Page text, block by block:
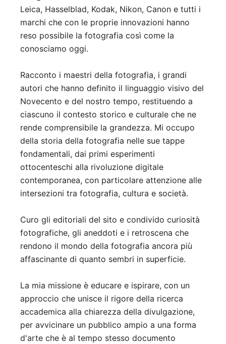
Leica, Hasselblad, Kodak, Nikon, Canon e tutti i
marchi che con le proprie innovazioni hanno
reso possibile la fotografia così come la
conosciamo oggi.
Racconto i maestri della fotografia, i grandi
autori che hanno definito il linguaggio visivo del
Novecento e del nostro tempo, restituendo a
ciascuno il contesto storico e culturale che ne
rende comprensibile la grandezza. Mi occupo
della storia della fotografia nelle sue tappe
fondamentali, dai primi esperimenti
ottocenteschi alla rivoluzione digitale
contemporanea, con particolare attenzione alle
intersezioni tra fotografia, cultura e società.
Curo gli editoriali del sito e condivido curiosità
fotografiche, gli aneddoti e i retroscena che
rendono il mondo della fotografia ancora più
affascinante di quanto sembri in superficie.
La mia missione è educare e ispirare, con un
approccio che unisce il rigore della ricerca
accademica alla chiarezza della divulgazione,
per avvicinare un pubblico ampio a una forma
d'arte che è al tempo stesso documento